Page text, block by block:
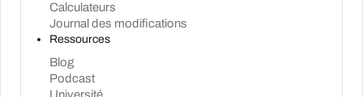
Calculateurs
Journal des modifications
Ressources
Blog
Podcast